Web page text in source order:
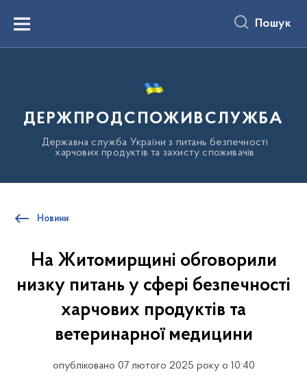
вмістуMenu Пошук
ДЕРЖПРОДСПОЖИВСЛУЖБА
Державна служба України з питань безпечності
харчових продуктів та захисту споживачів
Новини
На Житомирщині обговорили
низку питань у сфері безпечності
харчових продуктів та
ветеринарної медицини
опубліковано 07 лютого 2025 року о 10:40